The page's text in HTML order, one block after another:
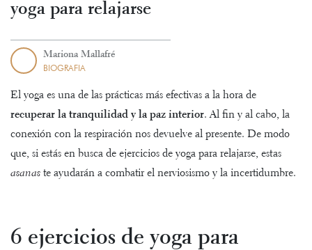
yoga para relajarse
Mariona Mallafré
BIOGRAFIA
El yoga es una de las prácticas más efectivas a la hora de
recuperar la tranquilidad y la paz interior. Al fin y al cabo, la
conexión con la respiración nos devuelve al presente. De modo
que, si estás en busca de ejercicios de yoga para relajarse, estas
asanas te ayudarán a combatir el nerviosismo y la incertidumbre.
6 ejercicios de yoga para